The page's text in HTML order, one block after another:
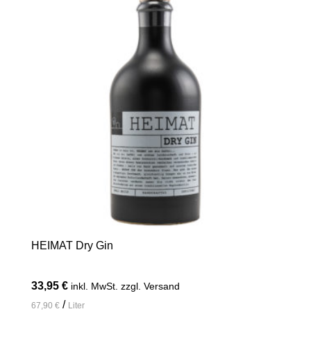
HEIMAT Dry Gin
33,95 € inkl. MwSt. zzgl. Versand
67,90 €/ Liter